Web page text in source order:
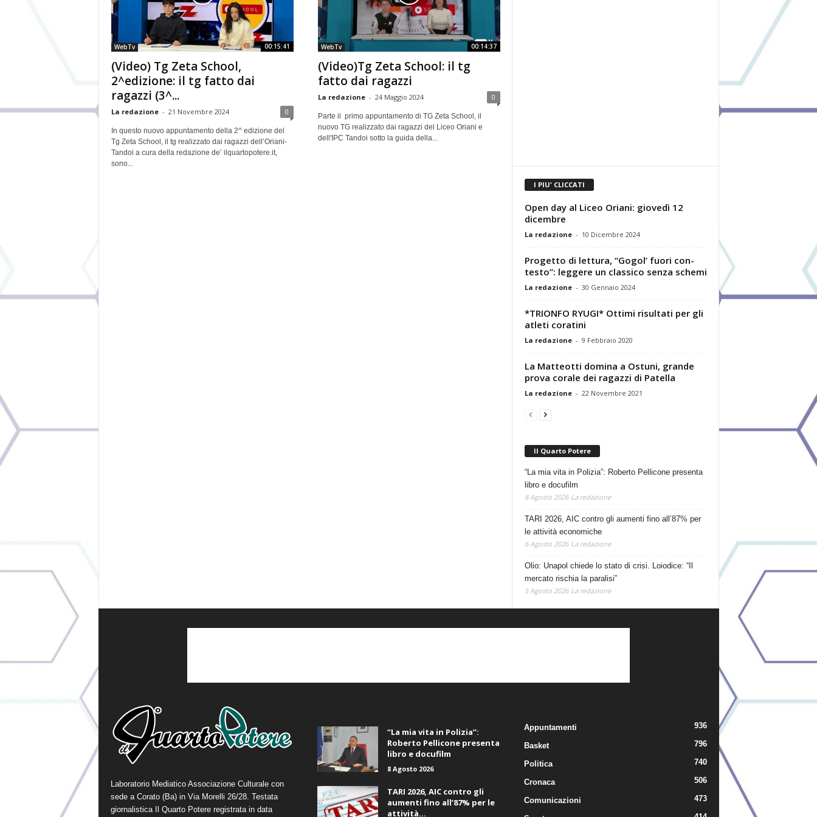
00:15:41
WebTv
(Video) Tg Zeta School,
2^edizione: il tg fatto dai
ragazzi (3^...
La redazione - 21 Novembre 2024 0
In questo nuovo appuntamento della 2^ edizione del
Tg Zeta School, il tg realizzato dai ragazzi dell’Oriani-
Tandoi a cura della redazione de’ ilquartopotere.it,
sono...
00:14:37
WebTv
(Video)Tg Zeta School: il tg
fatto dai ragazzi
La redazione - 24 Maggio 2024 0
Parte il primo appuntamento di TG Zeta School, il
nuovo TG realizzato dai ragazzi del Liceo Oriani e
dell'IPC Tandoi sotto la guida della...
I PIU' CLICCATI
Open day al Liceo Oriani: giovedì 12
dicembre
La redazione - 10 Dicembre 2024
Progetto di lettura, “Gogol’ fuori con-
testo”: leggere un classico senza schemi
La redazione - 30 Gennaio 2024
*TRIONFO RYUGI* Ottimi risultati per gli
atleti coratini
La redazione - 9 Febbraio 2020
La Matteotti domina a Ostuni, grande
prova corale dei ragazzi di Patella
La redazione - 22 Novembre 2021
Il Quarto Potere
“La mia vita in Polizia”: Roberto Pellicone presenta
libro e docufilm
8 Agosto 2026 La redazione
TARI 2026, AIC contro gli aumenti fino all’87% per
le attività economiche
6 Agosto 2026 La redazione
Olio: Unapol chiede lo stato di crisi. Loiodice: “Il
mercato rischia la paralisi”
5 Agosto 2026 La redazione
Laboratorio Mediatico Associazione Culturale con
sede a Corato (Ba) in Via Morelli 26/28. Testata
giornalistica Il Quarto Potere registrata in data
“La mia vita in Polizia”:
Roberto Pellicone presenta
libro e docufilm
8 Agosto 2026
TARI 2026, AIC contro gli
aumenti fino all’87% per le
attività...
Appuntamenti 936
Basket 796
Politica 740
Cronaca 506
Comunicazioni 473